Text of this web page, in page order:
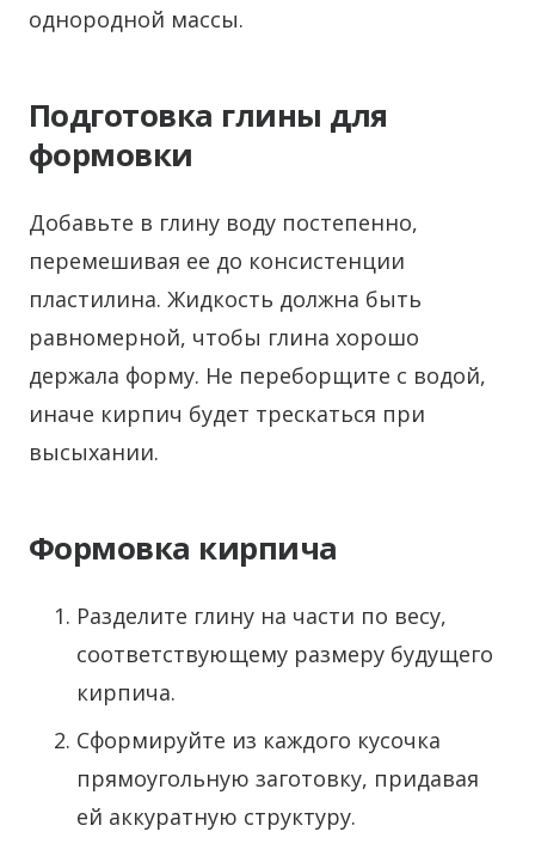
однородной массы.
Подготовка глины для
формовки
Добавьте в глину воду постепенно,
перемешивая ее до консистенции
пластилина. Жидкость должна быть
равномерной, чтобы глина хорошо
держала форму. Не переборщите с водой,
иначе кирпич будет трескаться при
высыхании.
Формовка кирпича
Разделите глину на части по весу,
соответствующему размеру будущего
кирпича.
Сформируйте из каждого кусочка
прямоугольную заготовку, придавая
ей аккуратную структуру.